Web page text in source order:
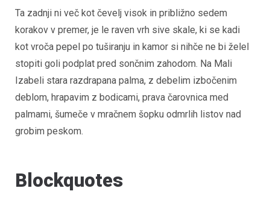
Ta zadnji ni več kot čevelj visok in približno sedem
korakov v premer, je le raven vrh sive skale, ki se kadi
kot vroča pepel po tuširanju in kamor si nihče ne bi želel
stopiti goli podplat pred sončnim zahodom. Na Mali
Izabeli stara razdrapana palma, z debelim izbočenim
deblom, hrapavim z bodicami, prava čarovnica med
palmami, šumeče v mračnem šopku odmrlih listov nad
grobim peskom.
Blockquotes